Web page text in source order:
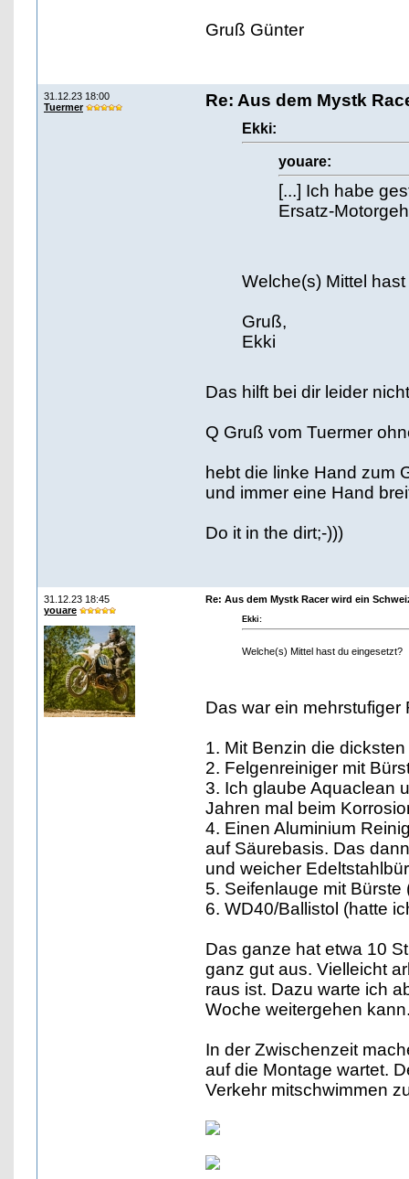
Gruß Günter
31.12.23 18:00
Tuermer
Re: Aus dem Mystk
Ekki:
youare:
[...] Ich habe
Ersatz-
Welche(s) Mittel
Gruß,
Ekki
Das hilft bei dir leider
Q Gruß vom Tuermer
hebt die linke Hand zum
und immer eine Hand
Do it in the dirt;-)))
31.12.23 18:45
youare
Re: Aus dem Mystk Racer wird ein
Ekki:
Welche(s) Mittel hast du eingesetzt?
Das war ein
1. Mit Benzin die
2. Felgenreiniger mit
3. Ich glaube Aquaclean
Jahren mal beim
4. Einen Aluminium
auf Säurebasis. Das
und weicher
5. Seifenlauge mit
6. WD40/Ballistol (hatte
Das ganze hat etwa 10
ganz gut aus. Vielleicht
raus ist. Dazu warte ich
Woche weitergehen
In der Zwischenzeit
auf die Montage wartet.
Verkehr mitschwimmen